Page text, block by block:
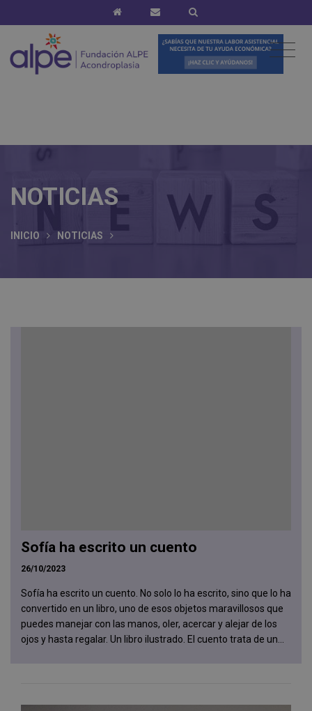
NOTICIAS
INICIO NOTICIAS
Sofía ha escrito un cuento
26/10/2023
Sofía ha escrito un cuento. No solo lo ha escrito, sino que lo ha
convertido en un libro, uno de esos objetos maravillosos que
puedes manejar con las manos, oler, acercar y alejar de los
ojos y hasta regalar. Un libro ilustrado. El cuento trata de un...